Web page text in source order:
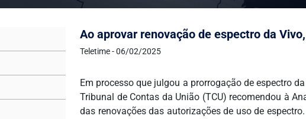
Ao aprovar renovação de espectro da
Teletime - 06/02/2025
Em processo que julgou a prorrogação de espectro
Tribunal de Contas da União (TCU) recomendou à
das renovações das autorizações de uso de